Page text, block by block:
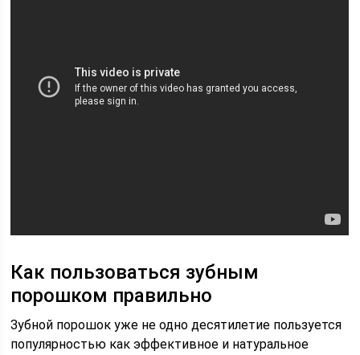
Как пользоваться зубным
порошком правильно
Зубной порошок уже не одно десятилетие пользуется
популярностью как эффективное и натуральное